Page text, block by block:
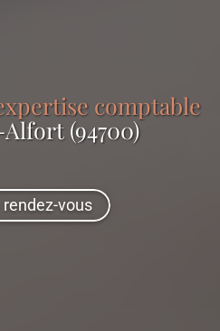
comptable
(94700)
rendez-vous